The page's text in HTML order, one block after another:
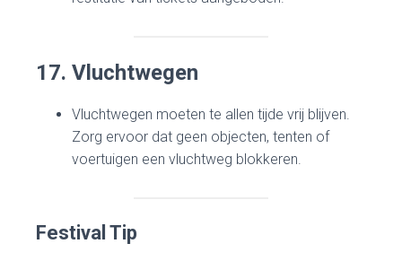
17. Vluchtwegen
Vluchtwegen moeten te allen tijde vrij blijven.
Zorg ervoor dat geen objecten, tenten of
voertuigen een vluchtweg blokkeren.
Festival Tip